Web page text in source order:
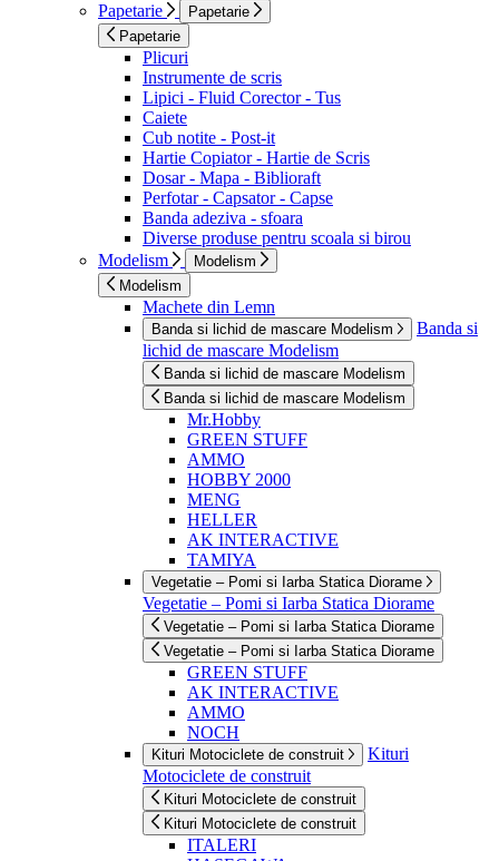
Papetarie
Papetarie
Papetarie
Plicuri
Instrumente de scris
Lipici - Fluid Corector - Tus
Caiete
Cub notite - Post-it
Hartie Copiator - Hartie de Scris
Dosar - Mapa - Biblioraft
Perfotar - Capsator - Capse
Banda adeziva - sfoara
Diverse produse pentru scoala si birou
Modelism
Modelism
Modelism
Machete din Lemn
Banda si lichid de mascare Modelism
Banda si
lichid de mascare Modelism
Banda si lichid de mascare Modelism
Banda si lichid de mascare Modelism
Mr.Hobby
GREEN STUFF
AMMO
HOBBY 2000
MENG
HELLER
AK INTERACTIVE
TAMIYA
Vegetatie – Pomi si Iarba Statica Diorame
Vegetatie – Pomi si Iarba Statica Diorame
Vegetatie – Pomi si Iarba Statica Diorame
Vegetatie – Pomi si Iarba Statica Diorame
GREEN STUFF
AK INTERACTIVE
AMMO
NOCH
Kituri Motociclete de construit
Kituri
Motociclete de construit
Kituri Motociclete de construit
Kituri Motociclete de construit
ITALERI